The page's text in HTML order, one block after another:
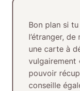
Bon plan si
l’étranger,
une carte à
vulgairement
pouvoir
conseille